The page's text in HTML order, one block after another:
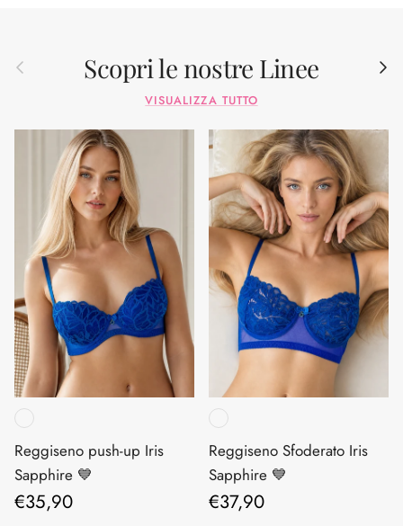
Indietro Scopri le nostre Linee
VISUALIZZA TUTTO
Reggiseno push-up Iris
Sapphire 💙
Prezzo normale
€35,90
Reggiseno Sfoderato Iris
Sapphire 💙
Prezzo normale
€37,90